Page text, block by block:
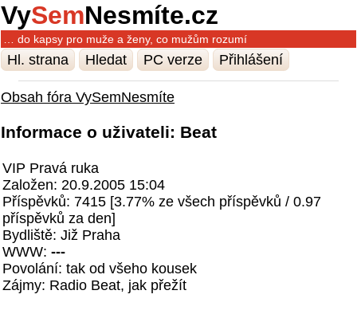
VySemNesmíte.cz
… do kapsy pro muže a ženy, co mužům rozumí
Hl. strana Hledat PC verze Přihlášení
Obsah fóra VySemNesmíte
Informace o uživateli: Beat
VIP Pravá ruka
Založen: 20.9.2005 15:04
Příspěvků: 7415 [3.77% ze všech příspěvků / 0.97
příspěvků za den]
Bydliště: Již Praha
WWW: ---
Povolání: tak od všeho kousek
Zájmy: Radio Beat, jak přežít